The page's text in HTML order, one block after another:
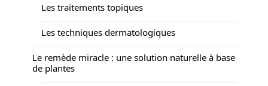
Les traitements topiques
Les techniques dermatologiques
Le remède miracle : une solution naturelle à base
de plantes